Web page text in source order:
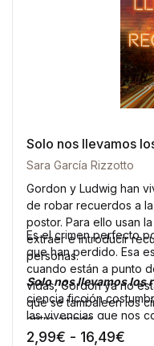
Solo nos llevamos
Sara García Rizzotto
Gordon y Ludwig han
de robar recuerdos a
postor. Para ello usan
extraer e introducir
personas.
Es el crimen perfecto
que han perdido. Esa
cuando están a punto
vidas, Gordon ya no
que se tambaleen los
entre ambos.
Solo nos llevamos los
ciencia ficción
las vivencias que nos
2,99€ - 16,49€